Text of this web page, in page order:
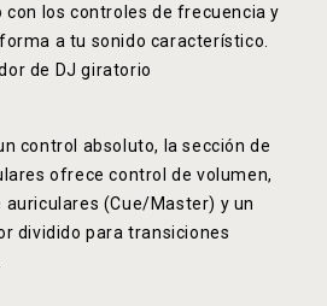
con los controles de frecuencia y
a tu sonido característico.
de DJ giratorio
control absoluto, la sección de
ofrece control de volumen,
(Cue/Master) y un
dividido para transiciones